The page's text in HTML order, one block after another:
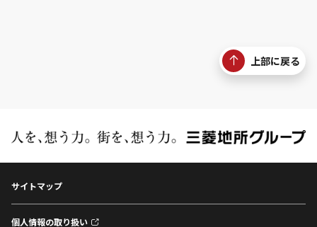
上部に戻る
サイトマップ
個人情報の取り扱い